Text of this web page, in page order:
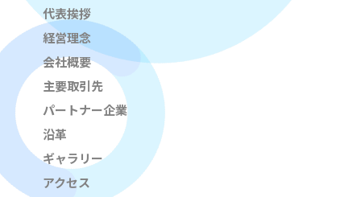
代表挨拶
経営理念
会社概要
主要取引先
パートナー企業
沿革
ギャラリー
アクセス